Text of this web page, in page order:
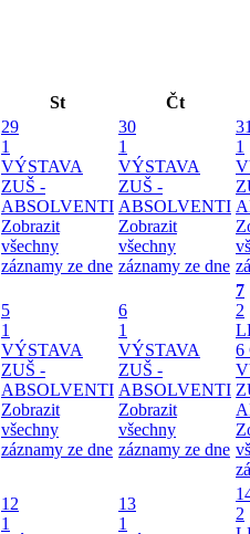
St
Čt
29
1
VÝSTAVA
ZUŠ -
ABSOLVENTI
Zobrazit
všechny
záznamy ze dne
30
1
VÝSTAVA
ZUŠ -
ABSOLVENTI
Zobrazit
všechny
záznamy ze dne
1
5
1
VÝSTAVA
ZUŠ -
ABSOLVENTI
Zobrazit
všechny
záznamy ze dne
6
1
VÝSTAVA
ZUŠ -
ABSOLVENTI
Zobrazit
všechny
záznamy ze dne
7
2
6
12
1
13
1
2